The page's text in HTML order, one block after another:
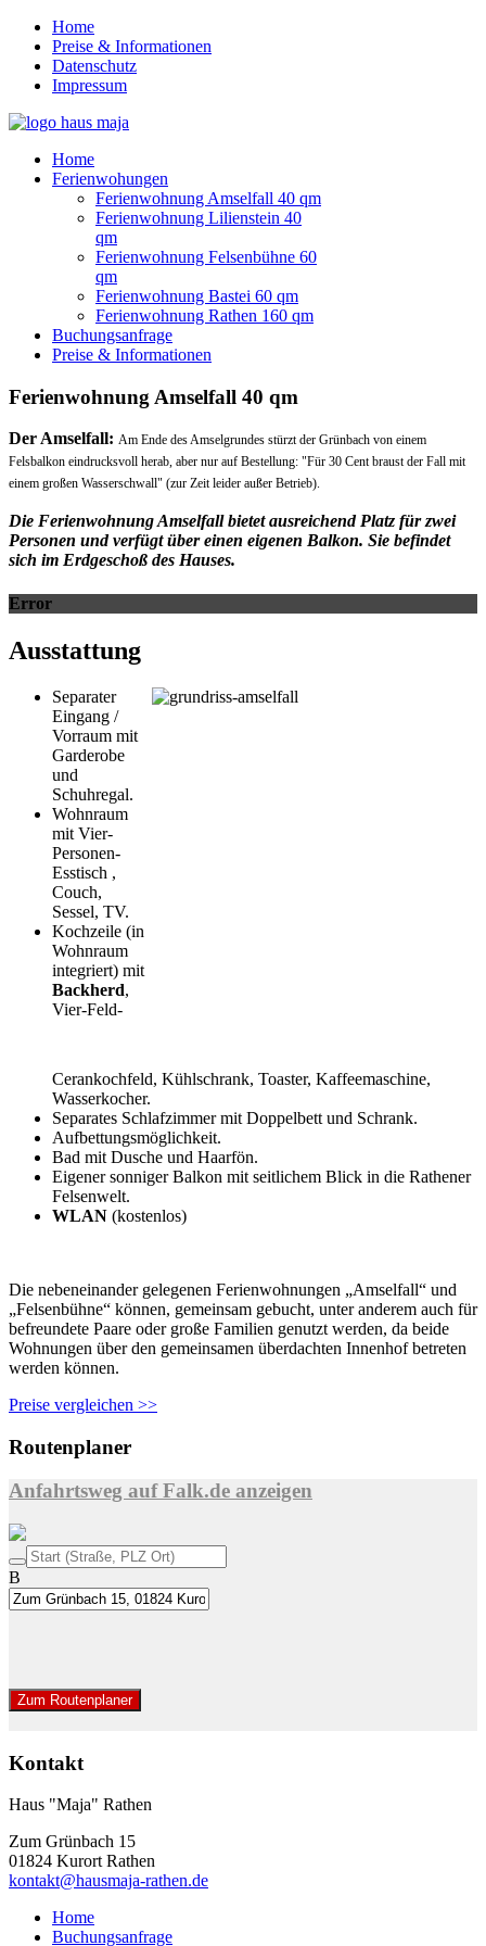
Home
Preise & Informationen
Datenschutz
Impressum
Home
Ferienwohungen
Ferienwohnung Amselfall 40 qm
Ferienwohnung Lilienstein 40
qm
Ferienwohnung Felsenbühne 60
qm
Ferienwohnung Bastei 60 qm
Ferienwohnung Rathen 160 qm
Buchungsanfrage
Preise & Informationen
Ferienwohnung Amselfall 40 qm
Der Amselfall: Am Ende des Amselgrundes stürzt der Grünbach von einem
Felsbalkon eindrucksvoll herab, aber nur auf Bestellung: "Für 30 Cent braust der Fall mit
einem großen Wasserschwall" (zur Zeit leider außer Betrieb).
Die Ferienwohnung Amselfall bietet ausreichend Platz für zwei
Personen und verfügt über einen eigenen Balkon. Sie befindet
sich im Erdgeschoß des Hauses.
Error
Ausstattung
Separater
Eingang /
Vorraum mit
Garderobe
und
Schuhregal.
Wohnraum
mit Vier-
Personen-
Esstisch ,
Couch,
Sessel, TV.
Kochzeile (in
Wohnraum
integriert) mit
Backherd,
Vier-Feld-
Cerankochfeld, Kühlschrank, Toaster, Kaffeemaschine,
Wasserkocher.
Separates Schlafzimmer mit Doppelbett und Schrank.
Aufbettungsmöglichkeit.
Bad mit Dusche und Haarfön.
Eigener sonniger Balkon mit seitlichem Blick in die Rathener
Felsenwelt.
WLAN (kostenlos)
Die nebeneinander gelegenen Ferienwohnungen „Amselfall“ und
„Felsenbühne“ können, gemeinsam gebucht, unter anderem auch für
befreundete Paare oder große Familien genutzt werden, da beide
Wohnungen über den gemeinsamen überdachten Innenhof betreten
werden können.
Preise vergleichen >>
Routenplaner
Anfahrtsweg auf Falk.de anzeigen
B
Zum Routenplaner
Kontakt
Haus "Maja" Rathen
Zum Grünbach 15
01824 Kurort Rathen
kontakt@hausmaja-rathen.de
Home
Buchungsanfrage